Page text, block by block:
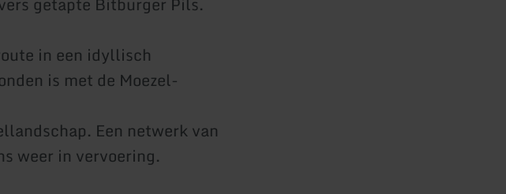
in een idyllisch
is met de Moezel-
Een netwerk van
weer in vervoering.